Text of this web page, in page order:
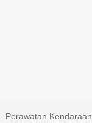
Perawatan Kendaraan